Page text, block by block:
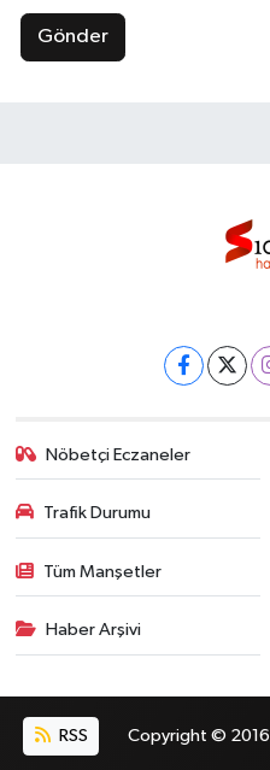
Gönder
Nöbetçi Eczaneler
Trafik Durumu
Tüm Manşetler
Haber Arşivi
RSS Copyright © 2016